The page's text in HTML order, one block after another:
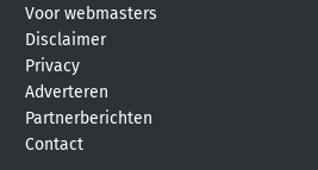
Voor webmasters
Disclaimer
Privacy
Adverteren
Partnerberichten
Contact